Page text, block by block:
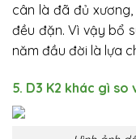
cân là đã đủ
đều đặn. Vì vậy bổ
năm đầu đời là lựa
5. D3 K2 khác gì so